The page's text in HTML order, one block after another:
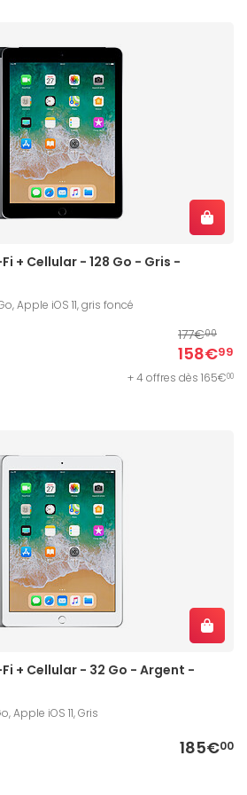
+ Cellular - 128 Go - Gris -
Apple iOS 11, gris foncé
177€00
158€99
+ 4 offres dès 165€00
+ Cellular - 32 Go - Argent -
Apple iOS 11, Gris
185€00